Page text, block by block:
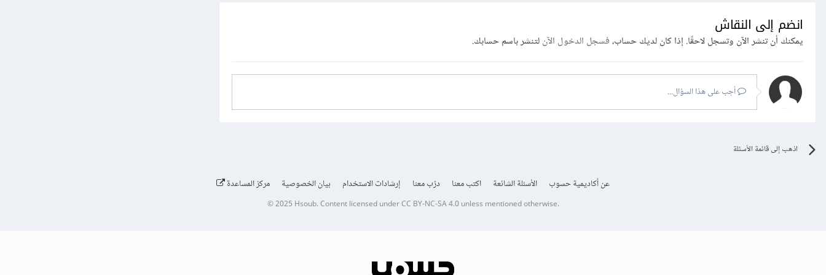
انضم إلى النقاش
يمكنك أن تنشر الآن وتسجل لاحقًا. إذا كان لديك حساب،فسجل الدخول الآنلتنشر باسم حسابك.
أجب على هذا السؤال...
اذهب إلى قائمة الأسئلة
عن أكاديمية حسوب الأسئلة الشائعة اكتب معنا درّب معنا إرشادات الاستخدام بيان الخصوصية مركز المساعدة
© 2025 Hsoub.Content licensed underCC BY-NC-SA 4.0unless mentioned otherwise.